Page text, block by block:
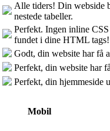
Alle tiders! Din webside
nestede tabeller.
Perfekt. Ingen inline
fundet i dine HTML tags!
Godt, din website har få
Perfekt, din website har
Perfekt, din hjemmeside
Mobil